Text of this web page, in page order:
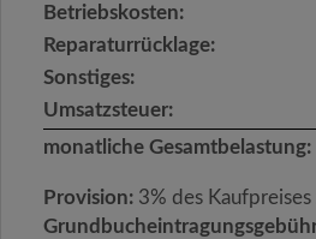
Betriebskosten:
Reparaturrücklage:
Sonstiges:
Umsatzsteuer:
monatliche Gesamtbelastung:
Provision: 3% des